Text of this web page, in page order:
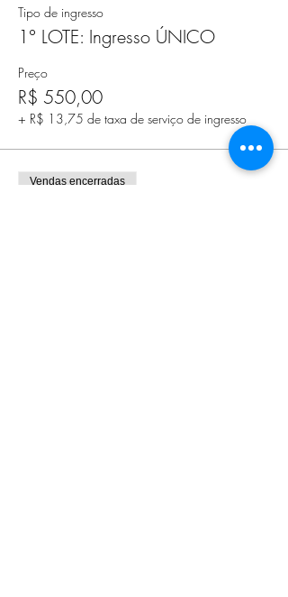
Tipo de ingresso
1° LOTE: Ingresso ÚNICO
Preço
R$ 550,00
+ R$ 13,75 de taxa de serviço de ingresso
Vendas encerradas